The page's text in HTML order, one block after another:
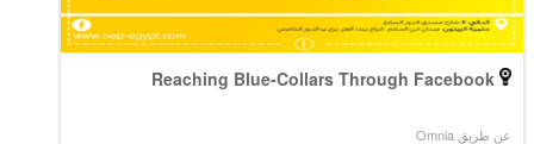
Reaching Blue-Collars Through Facebook
عن طريق Omnia